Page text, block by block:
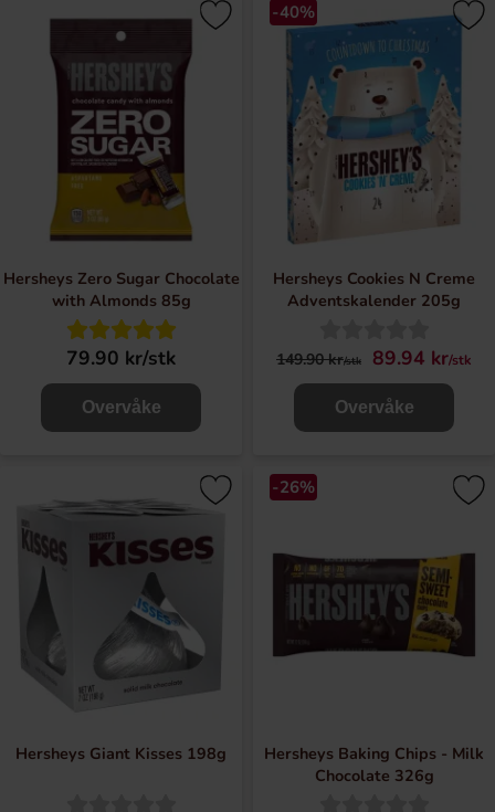
Hersheys Zero Sugar Chocolate
with Almonds 85g
79.90 kr/stk
Overvåke
-40%
Hersheys Cookies N Creme
Adventskalender 205g
149.90 kr/stk 89.94 kr/stk
Overvåke
Hersheys Giant Kisses 198g
-26%
Hersheys Baking Chips - Milk
Chocolate 326g